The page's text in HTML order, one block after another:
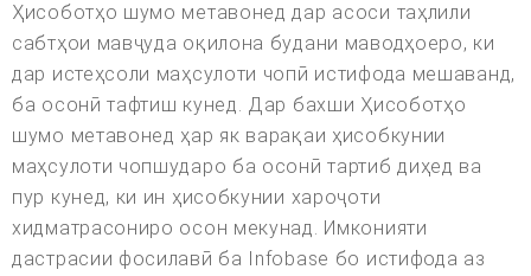
Ҳисоботҳо шумо метавонед дар асоси таҳлили
сабтҳои мавҷуда оқилона будани маводҳоеро, ки
дар истеҳсоли маҳсулоти чопӣ истифода мешаванд,
ба осонӣ тафтиш кунед. Дар бахши Ҳисоботҳо
шумо метавонед ҳар як варақаи ҳисобкунии
маҳсулоти чопшударо ба осонӣ тартиб диҳед ва
пур кунед, ки ин ҳисобкунии хароҷоти
хидматрасониро осон мекунад. Имконияти
дастрасии фосилавӣ ба Infobase бо истифода аз